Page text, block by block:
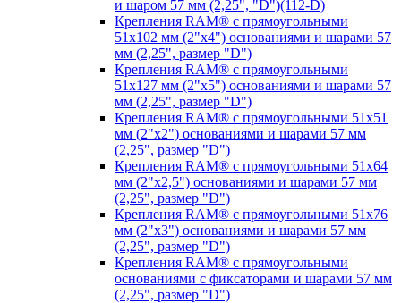
и шаром 57 мм (2,25", "D")(112-D)
Крепления RAM® с прямоугольными
51х102 мм (2"х4") основаниями и шарами 57
мм (2,25", размер "D")
Крепления RAM® с прямоугольными
51х127 мм (2"х5") основаниями и шарами 57
мм (2,25", размер "D")
Крепления RAM® с прямоугольными 51х51
мм (2"х2") основаниями и шарами 57 мм
(2,25", размер "D")
Крепления RAM® с прямоугольными 51х64
мм (2"х2,5") основаниями и шарами 57 мм
(2,25", размер "D")
Крепления RAM® с прямоугольными 51х76
мм (2"х3") основаниями и шарами 57 мм
(2,25", размер "D")
Крепления RAM® с прямоугольными
основаниями с фиксаторами и шарами 57 мм
(2,25", размер "D")